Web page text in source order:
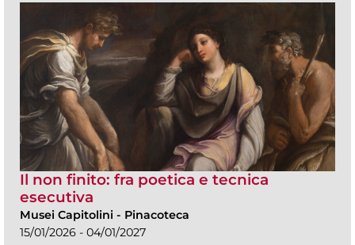
Il non finito: fra poetica e tecnica
esecutiva
Musei Capitolini - Pinacoteca
15/01/2026 - 04/01/2027